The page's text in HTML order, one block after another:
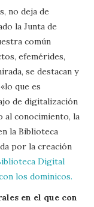
no deja de
la Junta de
común
efemérides,
se destacan y
que es
de digitalización
al conocimiento, la
la Biblioteca
por la creación
Digital
los dominicos.
en el que con